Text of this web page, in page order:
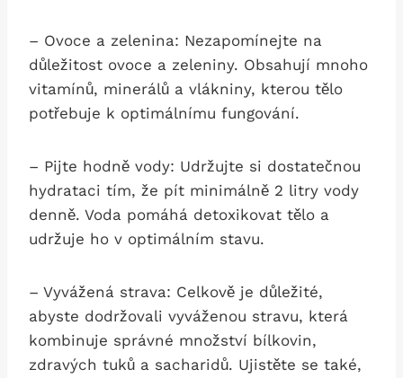
– Ovoce a zelenina: Nezapomínejte na
‍důležitost ovoce a zeleniny. ‍Obsahují ⁤mnoho
vitamínů, minerálů a vlákniny, ⁣kterou tělo
⁢potřebuje k optimálnímu fungování.
– Pijte hodně vody: Udržujte si dostatečnou
hydrataci tím, že pít‌ minimálně 2 litry vody
denně. ‌Voda pomáhá detoxikovat tělo a
udržuje ho v optimálním stavu.
– Vyvážená strava: Celkově je důležité,
abyste dodržovali vyváženou stravu, která
kombinuje správné množství bílkovin,
zdravých tuků a sacharidů. Ujistěte se také,